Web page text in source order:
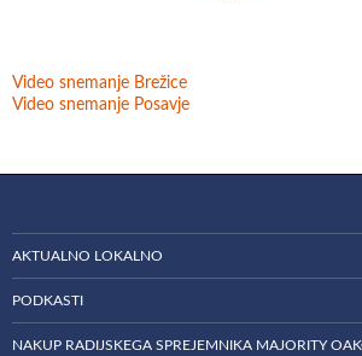
Video snemanje Brežice
Video snemanje Posavje
AKTUALNO LOKALNO
PODKASTI
NAKUP RADIJSKEGA SPREJEMNIKA MAJORITY